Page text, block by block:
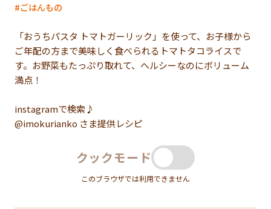
ごはんもの
「おうちパスタ トマトガーリック」を使って、お子様から
ご年配の方まで美味しく食べられるトマトタコライスで
す。お野菜もたっぷり取れて、ヘルシーなのにボリューム
満点！
instagramで検索♪
@imokurianko さま提供レシピ
クックモード
このブラウザでは利用できません